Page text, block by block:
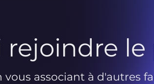
rejoindre
vous associant à d'autres